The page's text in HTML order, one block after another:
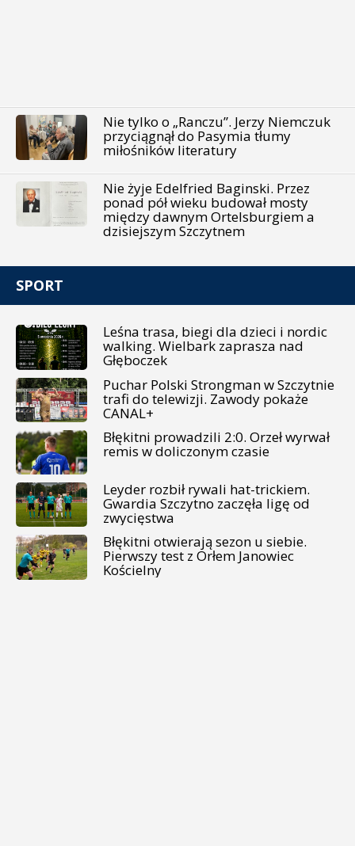
Nie tylko o „Ranczu”. Jerzy Niemczuk
przyciągnął do Pasymia tłumy
miłośników literatury
Nie żyje Edelfried Baginski. Przez
ponad pół wieku budował mosty
między dawnym Ortelsburgiem a
dzisiejszym Szczytnem
SPORT
Leśna trasa, biegi dla dzieci i nordic
walking. Wielbark zaprasza nad
Głęboczek
Puchar Polski Strongman w Szczytnie
trafi do telewizji. Zawody pokaże
CANAL+
Błękitni prowadzili 2:0. Orzeł wyrwał
remis w doliczonym czasie
Leyder rozbił rywali hat-trickiem.
Gwardia Szczytno zaczęła ligę od
zwycięstwa
Błękitni otwierają sezon u siebie.
Pierwszy test z Orłem Janowiec
Kościelny